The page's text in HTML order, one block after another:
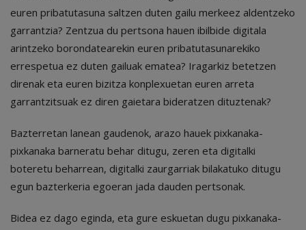
euren pribatutasuna saltzen duten gailu merkeez aldentzeko
garrantzia? Zentzua du pertsona hauen ibilbide digitala
arintzeko borondatearekin euren pribatutasunarekiko
errespetua ez duten gailuak ematea? Iragarkiz betetzen
direnak eta euren bizitza konplexuetan euren arreta
garrantzitsuak ez diren gaietara bideratzen dituztenak?
Bazterretan lanean gaudenok, arazo hauek pixkanaka-
pixkanaka barneratu behar ditugu, zeren eta digitalki
boteretu beharrean, digitalki zaurgarriak bilakatuko ditugu
egun bazterkeria egoeran jada dauden pertsonak.
Bidea ez dago eginda, eta gure eskuetan dugu pixkanaka-